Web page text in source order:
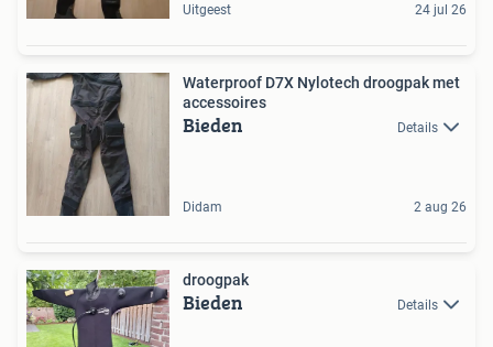
Uitgeest 24 jul 26
Waterproof D7X Nylotech droogpak met
accessoires
Bieden Details
Didam 2 aug 26
droogpak
Bieden Details